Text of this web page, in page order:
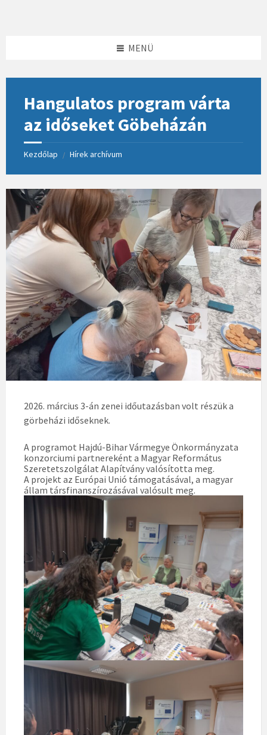
MENÜ
Hangulatos program várta
az időseket Göbeházán
Kezdőlap / Hírek archívum
2026. március 3-án zenei időutazásban volt részük a
görbeházi időseknek.
A programot Hajdú-Bihar Vármegye Önkormányzata
konzorciumi partnereként a Magyar Református
Szeretetszolgálat Alapítvány valósította meg.
A projekt az Európai Unió támogatásával, a magyar
állam társfinanszírozásával valósult meg.